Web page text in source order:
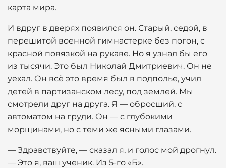
карта мира.
И вдруг в дверях появился он. Старый, седой, в
перешитой военной гимнастерке без погон, с
красной повязкой на рукаве. Но я узнал бы его
из тысячи. Это был Николай Дмитриевич. Он не
уехал. Он всё это время был в подполье, учил
детей в партизанском лесу, под землей. Мы
смотрели друг на друга. Я — обросший, с
автоматом на груди. Он — с глубокими
морщинами, но с теми же ясными глазами.
— Здравствуйте, — сказал я, и голос мой дрогнул.
— Это я, ваш ученик. Из 5-го «Б».